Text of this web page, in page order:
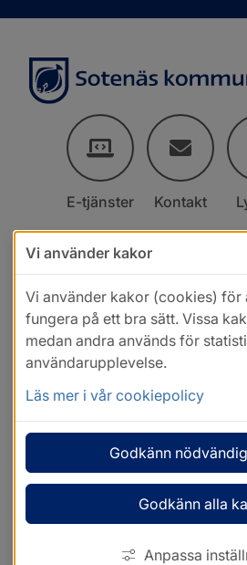
E-tjänster Kontakt
Vi använder kakor
Vi använder kakor (cookies) för
fungera på ett bra sätt. Vissa
medan andra används för
användarupplevelse.
Läs mer i vår cookiepolicy
Godkänn
Godkänn alla
Anpassa